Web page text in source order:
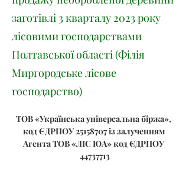
заготівлі 3 кварталу 2023 року
лісовими господарствами
Полтавської області (Філія
Миргородське лісове
господарство)
ТОВ «Українська універсальна біржа»,
код ЄДРПОУ 25158707 із залученням
Агента ТОВ «ЛІС ЮА» код ЄДРПОУ
44737713